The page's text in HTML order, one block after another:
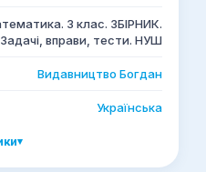
3 клас. ЗБІРНИК.
Задачі, вправи, тести. НУШ
Видавництво Богдан
Українська
▾